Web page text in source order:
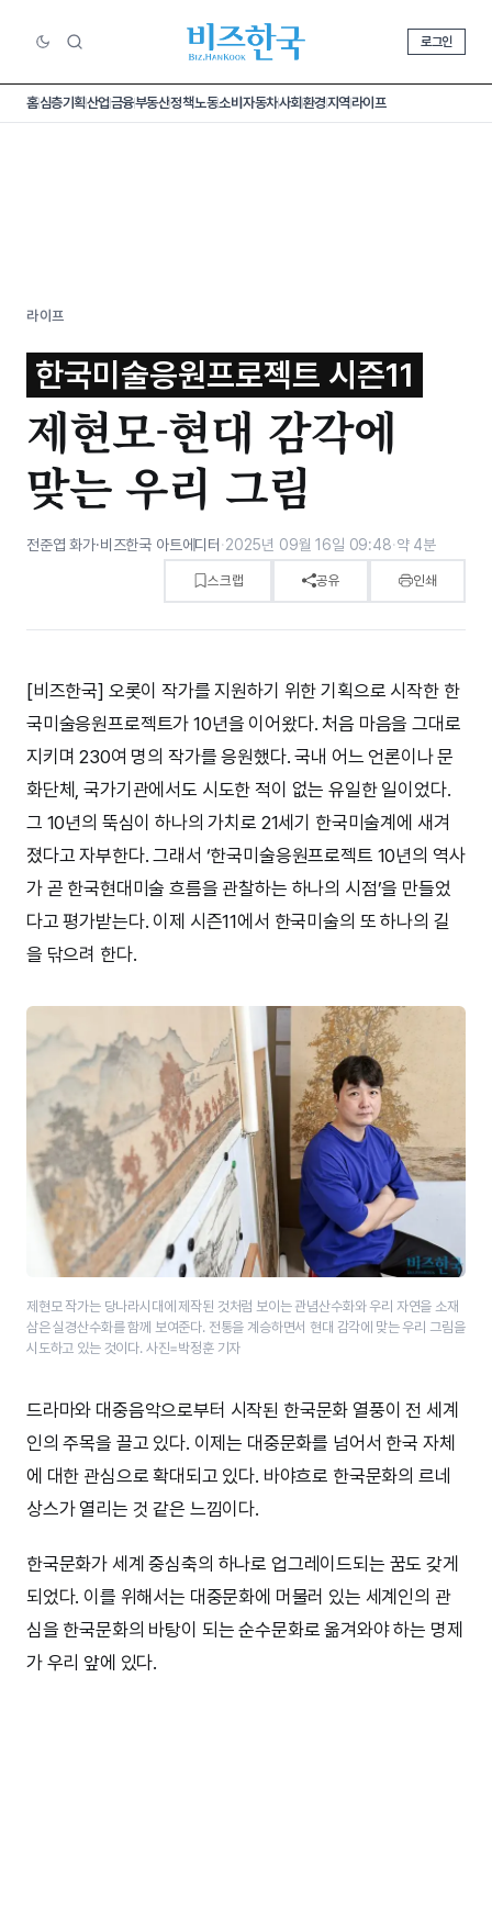
로그인
홈심층기획산업금융부동산정책노동소비 자동차사회환경지역라이프
라이프
한국미술응원프로젝트 시즌11
제현모-현대 감각에
맞는 우리 그림
전준엽 화가·비즈한국 아트에디터 ·2025년 09월 16일 09:48·약 4분
스크랩 공유 인쇄
[비즈한국] 오롯이 작가를 지원하기 위한 기획으로 시작한 한
국미술응원프로젝트가 10년을 이어왔다. 처음 마음을 그대로
지키며 230여 명의 작가를 응원했다. 국내 어느 언론이나 문
화단체, 국가기관에서도 시도한 적이 없는 유일한 일이었다.
그 10년의 뚝심이 하나의 가치로 21세기 한국미술계에 새겨
졌다고 자부한다. 그래서 ‘한국미술응원프로젝트 10년의 역사
가 곧 한국현대미술 흐름을 관찰하는 하나의 시점’을 만들었
다고 평가받는다. 이제 시즌11에서 한국미술의 또 하나의 길
을 닦으려 한다.
제현모 작가는 당나라시대에 제작된 것처럼 보이는 관념산수화와 우리 자연을 소재
삼은 실경산수화를 함께 보여준다. 전통을 계승하면서 현대 감각에 맞는 우리 그림을
시도하고 있는 것이다. 사진=박정훈 기자
드라마와 대중음악으로부터 시작된 한국문화 열풍이 전 세계
인의 주목을 끌고 있다. 이제는 대중문화를 넘어서 한국 자체
에 대한 관심으로 확대되고 있다. 바야흐로 한국문화의 르네
상스가 열리는 것 같은 느낌이다.
한국문화가 세계 중심축의 하나로 업그레이드되는 꿈도 갖게
되었다. 이를 위해서는 대중문화에 머물러 있는 세계인의 관
심을 한국문화의 바탕이 되는 순수문화로 옮겨와야 하는 명제
가 우리 앞에 있다.